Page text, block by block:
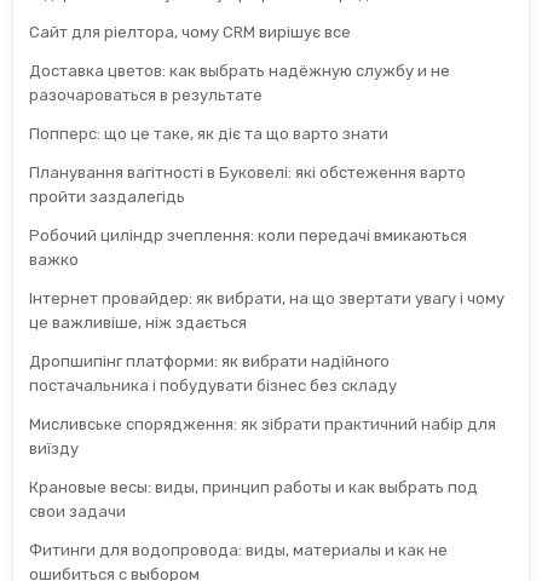
Сайт для ріелтора, чому CRM вирішує все
Доставка цветов: как выбрать надёжную службу и не
разочароваться в результате
Попперс: що це таке, як діє та що варто знати
Планування вагітності в Буковелі: які обстеження варто
пройти заздалегідь
Робочий циліндр зчеплення: коли передачі вмикаються
важко
Інтернет провайдер: як вибрати, на що звертати увагу і чому
це важливіше, ніж здається
Дропшипінг платформи: як вибрати надійного
постачальника і побудувати бізнес без складу
Мисливське спорядження: як зібрати практичний набір для
виїзду
Крановые весы: виды, принцип работы и как выбрать под
свои задачи
Фитинги для водопровода: виды, материалы и как не
ошибиться с выбором